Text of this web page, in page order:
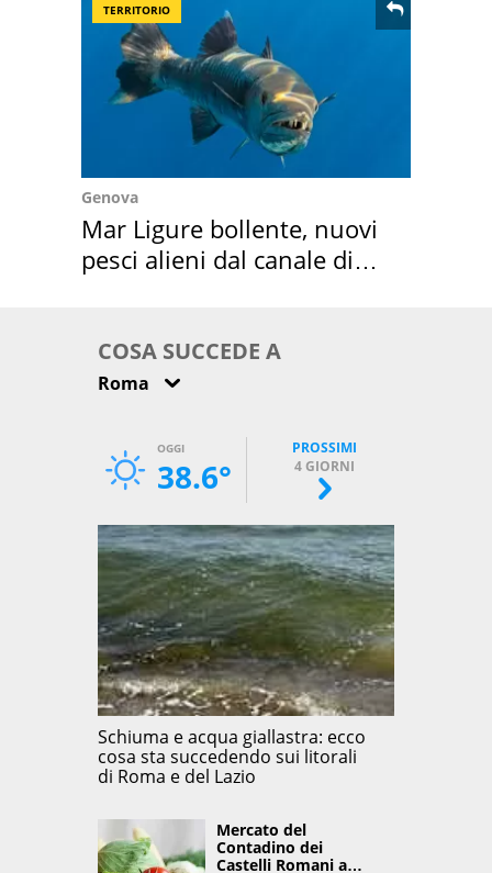
TERRITORIO
Genova
Mar Ligure bollente, nuovi
pesci alieni dal canale di